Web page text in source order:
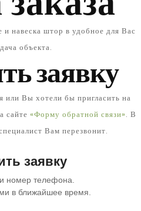
навеска штор в удобное для Вас
объекта.
заявку
или Вы хотели бы пригласить на
сайте «Форму обратной связи». В
Вам перезвонит.
заявку
номер телефона.
в ближайшее время.